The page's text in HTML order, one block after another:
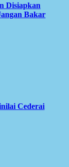
Disiapkan
Bakar
Cederai